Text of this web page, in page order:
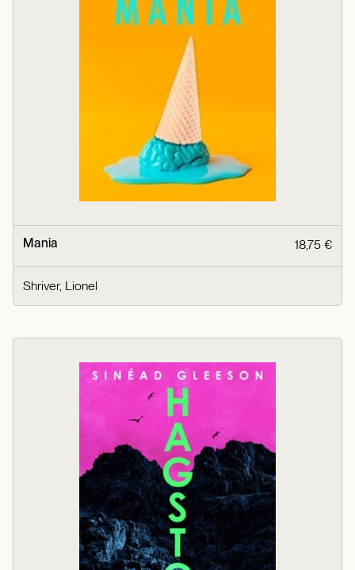
Mania 18,75 €
Shriver, Lionel